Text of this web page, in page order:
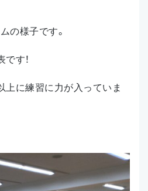
の様子です。
す！
上に練習に力が入っていま